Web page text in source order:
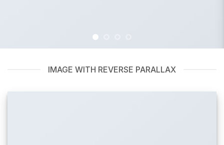
IMAGE WITH REVERSE PARALLAX